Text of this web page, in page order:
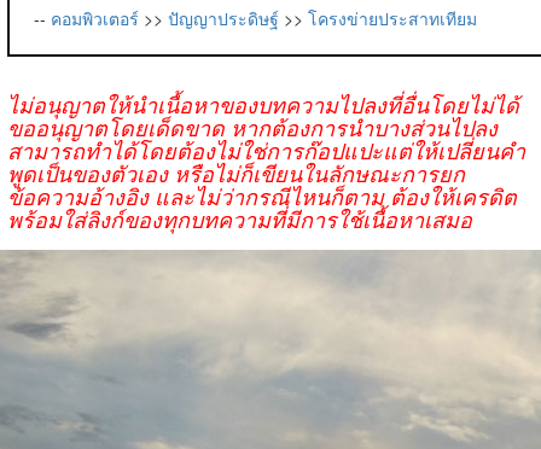
-- คอมพิวเตอร์ >> ปัญญาประดิษฐ์ >> โครงข่ายประสาทเทียม
ไม่อนุญาตให้นำเนื้อหาของบทความไปลงที่อื่นโดยไม่ได้
ขออนุญาตโดยเด็ดขาด หากต้องการนำบางส่วนไปลง
สามารถทำได้โดยต้องไม่ใช่การก๊อปแปะแต่ให้เปลี่ยนคำ
พูดเป็นของตัวเอง หรือไม่ก็เขียนในลักษณะการยก
ข้อความอ้างอิง และไม่ว่ากรณีไหนก็ตาม ต้องให้เครดิต
พร้อมใส่ลิงก์ของทุกบทความที่มีการใช้เนื้อหาเสมอ